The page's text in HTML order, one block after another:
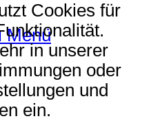
Menü
Cookies für
in unserer
oder
und
ein.